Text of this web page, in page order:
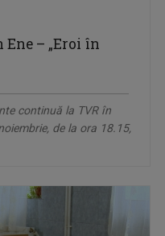
– „Eroi în
continuă la TVR în
de la ora 18.15,